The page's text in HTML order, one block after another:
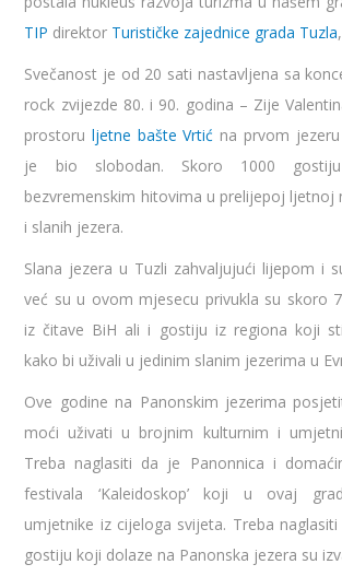
TIP direktor Turističke zajednice grada Tuzla
Svečanost je od 20 sati nastavljena sa
rock zvijezde 80. i 90. godina – Zije
prostoruljetne bašte Vrtić na prvom
je bio slobodan. Skoro 1000
bezvremenskim hitovima u prelijepoj ljetnoj
i slanih jezera.
Slana jezera u Tuzli zahvaljujući lijepom i
već su u ovom mjesecu privukla su skoro
iz čitave BiH ali i gostiju iz regiona koji
kako bi uživali u jedinim slanim jezerima u
Ove godine na Panonskim jezerima
moći uživati u brojnim kulturnim i
Treba naglasiti da je Panonnica i
festivala ‘Kaleidoskop’ koji u ovaj
umjetnike iz cijeloga svijeta. Treba
gostiju koji dolaze na Panonska jezera su